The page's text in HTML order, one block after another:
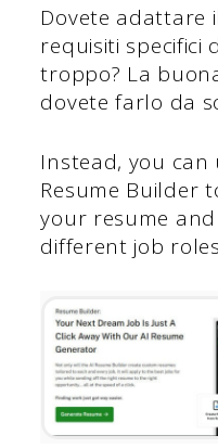
Dovete adattare
requisiti specifici
troppo? La
dovete farlo da
Instead, you can
Resume Builder
your resume
different job